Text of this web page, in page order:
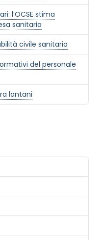
l’OCSE stima
sanitaria
civile sanitaria
del personale
lontani